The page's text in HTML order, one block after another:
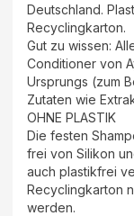
Deutschland.
Recyclingkarton.
Gut zu wissen:
Conditioner von
Ursprungs (zum
Zutaten wie
OHNE PLASTIK
Die festen
frei von Silikon
auch plastikfrei
Recyclingkarton
werden.